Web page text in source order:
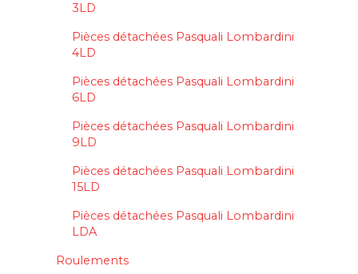
3LD
Pièces détachées Pasquali Lombardini
4LD
Pièces détachées Pasquali Lombardini
6LD
Pièces détachées Pasquali Lombardini
9LD
Pièces détachées Pasquali Lombardini
15LD
Pièces détachées Pasquali Lombardini
LDA
Roulements